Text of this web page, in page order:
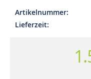
Artikelnummer
Lieferzeit